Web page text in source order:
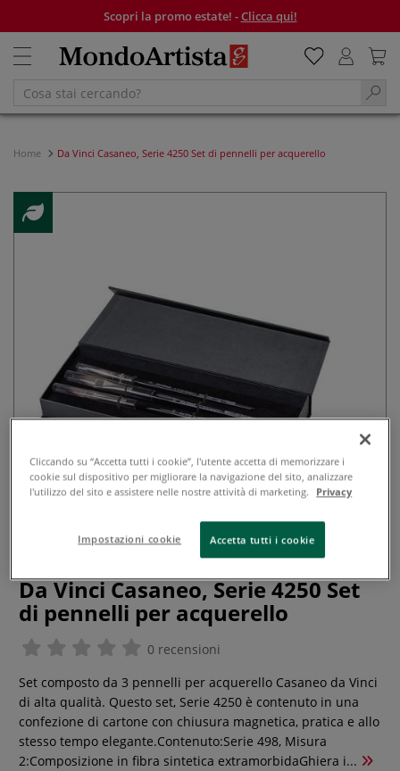
Scopri la promo estate! -Clicca qui!
Home Da Vinci Casaneo, Serie 4250 Set di pennelli per acquerello
Da Vinci Casaneo, Serie 4250 Set
di pennelli per acquerello
0 recensioni
Set composto da 3 pennelli per acquerello Casaneo da Vinci
di alta qualità. Questo set, Serie 4250 è contenuto in una
confezione di cartone con chiusura magnetica, pratica e allo
stesso tempo elegante.Contenuto:Serie 498, Misura
2:Composizione in fibra sintetica extramorbidaGhiera i...
Cliccando su “Accetta tutti i cookie”, l'utente accetta di memorizzare i
cookie sul dispositivo per migliorare la navigazione del sito, analizzare
l'utilizzo del sito e assistere nelle nostre attività di marketing.
Privacy
Impostazioni cookie Accetta tutti i cookie